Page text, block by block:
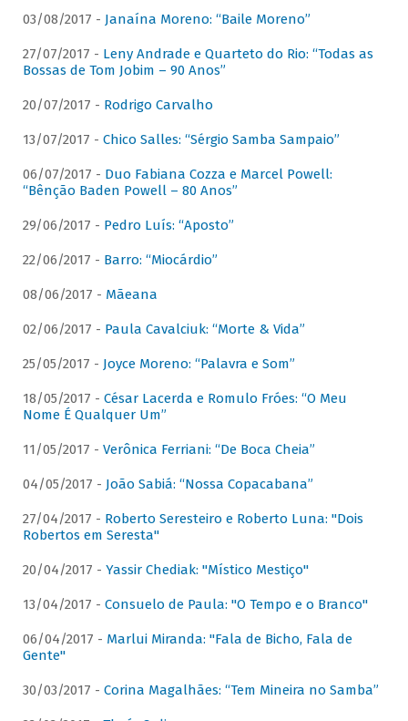
03/08/2017 - Janaína Moreno: “Baile Moreno”
27/07/2017 - Leny Andrade e Quarteto do Rio: “Todas as
Bossas de Tom Jobim – 90 Anos”
20/07/2017 - Rodrigo Carvalho
13/07/2017 - Chico Salles: “Sérgio Samba Sampaio”
06/07/2017 - Duo Fabiana Cozza e Marcel Powell:
“Bênção Baden Powell – 80 Anos”
29/06/2017 - Pedro Luís: “Aposto”
22/06/2017 - Barro: “Miocárdio”
08/06/2017 - Mãeana
02/06/2017 - Paula Cavalciuk: “Morte & Vida”
25/05/2017 - Joyce Moreno: “Palavra e Som”
18/05/2017 - César Lacerda e Romulo Fróes: “O Meu
Nome É Qualquer Um”
11/05/2017 - Verônica Ferriani: “De Boca Cheia”
04/05/2017 - João Sabiá: “Nossa Copacabana”
27/04/2017 - Roberto Seresteiro e Roberto Luna: "Dois
Robertos em Seresta"
20/04/2017 - Yassir Chediak: "Místico Mestiço"
13/04/2017 - Consuelo de Paula: "O Tempo e o Branco"
06/04/2017 - Marlui Miranda: "Fala de Bicho, Fala de
Gente"
30/03/2017 - Corina Magalhães: “Tem Mineira no Samba”